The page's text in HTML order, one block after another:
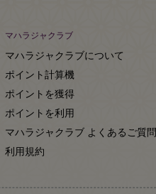
マハラジャクラブ
マハラジャクラブについて
ポイント計算機
ポイントを獲得
ポイントを利用
マハラジャクラブ よくあるご質問
利用規約